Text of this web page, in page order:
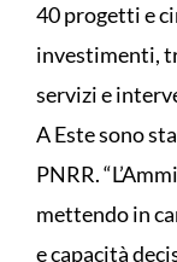
40 progetti e
investimenti,
servizi e
A Este sono
PNRR.
mettendo in
e capacità